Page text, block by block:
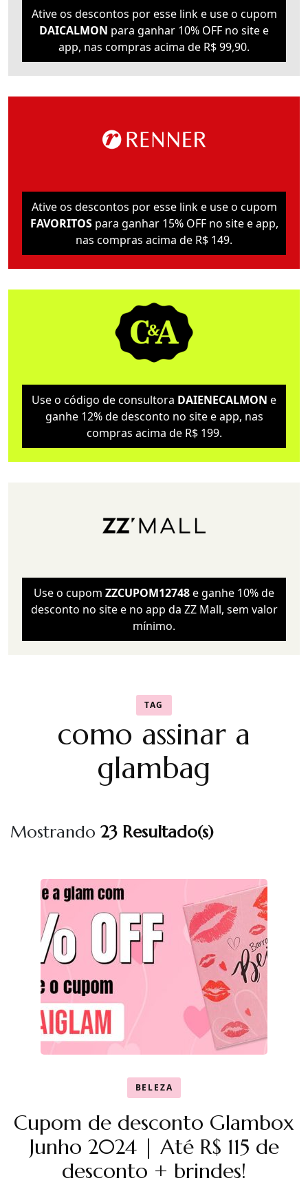
Ative os descontos por esse link e use o cupom
DAICALMON para ganhar 10% OFF no site e
app, nas compras acima de R$ 99,90.
Ative os descontos por esse link e use o cupom
FAVORITOSpara ganhar 15% OFF no site e app,
nas compras acima de R$ 149.
Use o código de consultora DAIENECALMON e
ganhe 12% de desconto no site e app, nas
compras acima de R$ 199.
Use o cupom ZZCUPOM12748e ganhe 10% de
desconto no site e no app da ZZ Mall, sem valor
mínimo.
TAG
como assinar a
glambag
Mostrando 23 Resultado(s)
BELEZA
Cupom de desconto Glambox
Junho 2024 | Até R$ 115 de
desconto + brindes!